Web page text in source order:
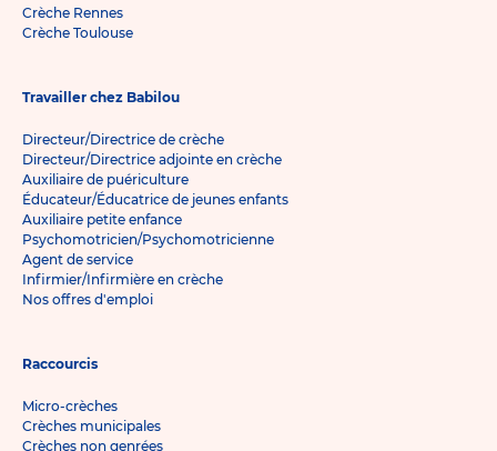
Crèche Rennes
Crèche Toulouse
Travailler chez Babilou
Directeur/Directrice de crèche
Directeur/Directrice adjointe en crèche
Auxiliaire de puériculture
Éducateur/Éducatrice de jeunes enfants
Auxiliaire petite enfance
Psychomotricien/Psychomotricienne
Agent de service
Infirmier/Infirmière en crèche
Nos offres d'emploi
Raccourcis
Micro-crèches
Crèches municipales
Crèches non genrées